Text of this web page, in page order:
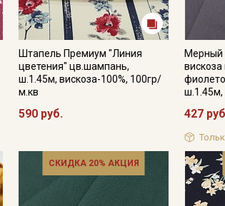
Штапель Премиум "Линия
цветения" цв.шампань,
ш.1.45м, вискоза-100%, 100гр/
м.кв
590 руб.
Мерный
ш.1.45м,
427
СКИДКА 20% АКЦИЯ